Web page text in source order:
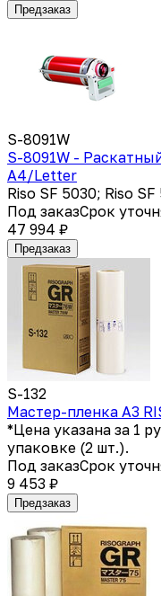
Предзаказ
S-8091W
S-8091W -
A4/Letter
Riso SF 5030; Riso
Под заказСрок
47 994 ₽
Предзаказ
S-132
Мастер-пленка A3
*Цена указана за 1
упаковке (2 шт.).
Под заказСрок
9 453 ₽
Предзаказ